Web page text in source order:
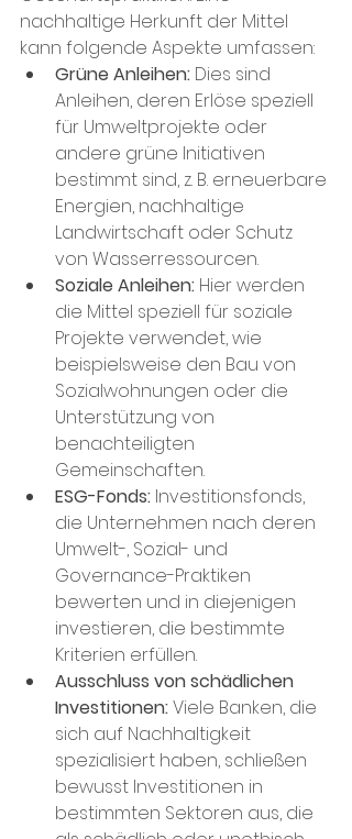
nachhaltige Herkunft der Mittel
kann folgende Aspekte umfassen:
Grüne Anleihen: Dies sind
Anleihen, deren Erlöse speziell
für Umweltprojekte oder
andere grüne Initiativen
bestimmt sind, z. B. erneuerbare
Energien, nachhaltige
Landwirtschaft oder Schutz
von Wasserressourcen.
Soziale Anleihen: Hier werden
die Mittel speziell für soziale
Projekte verwendet, wie
beispielsweise den Bau von
Sozialwohnungen oder die
Unterstützung von
benachteiligten
Gemeinschaften.
ESG-Fonds: Investitionsfonds,
die Unternehmen nach deren
Umwelt-, Sozial- und
Governance-Praktiken
bewerten und in diejenigen
investieren, die bestimmte
Kriterien erfüllen.
Ausschluss von schädlichen
Investitionen: Viele Banken, die
sich auf Nachhaltigkeit
spezialisiert haben, schließen
bewusst Investitionen in
bestimmten Sektoren aus, die